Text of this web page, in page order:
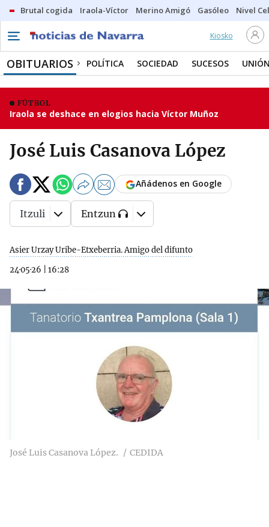
Brutal cogida Iraola-Víctor Merino Amigó Gasóleo Nivel
Kiosko
OBITUARIOS POLÍTICA SOCIEDAD SUCESOS
FÚTBOL
Iraola se deshace en elogios hacia Víctor Muñoz
José Luis Casanova López
Asier Urzay Uribe-Etxeberria. Amigo del difunto
24·05·26
16:28
Añádenos en Google
Itzuli Entzun
José Luis Casanova López. CEDIDA